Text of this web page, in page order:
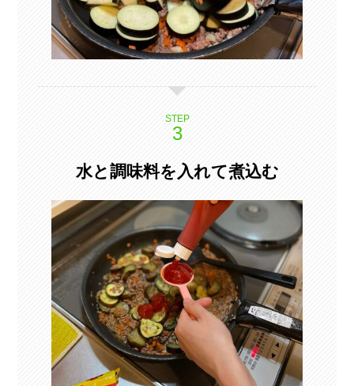
STEP
水と調味料を入れて煮込む